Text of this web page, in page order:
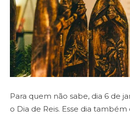
Para quem não sabe, dia 6 de
o Dia de Reis. Esse dia